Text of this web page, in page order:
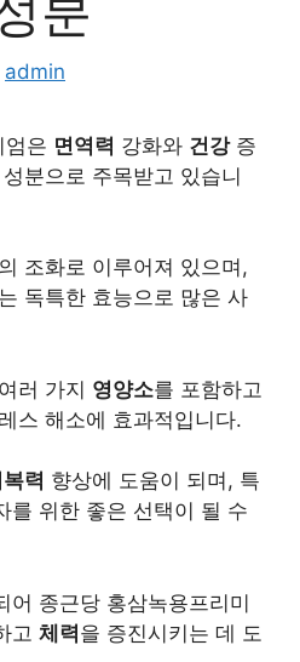
admin
엄은 면역력 강화와 건강증
분으로 주목받고 있습니
의 조화로 이루어져 있으며,
독특한 효능으로 많은 사
러 가지 영양소를 포함하고
스 해소에 효과적입니다.
력 향상에 도움이 되며, 특
를 위한 좋은 선택이 될 수
어 종근당 홍삼녹용프리미
고 체력을 증진시키는 데 도